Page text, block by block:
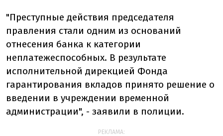
"Преступные действия председателя
правления стали одним из оснований
отнесения банка к категории
неплатежеспособных. В результате
исполнительной дирекцией Фонда
гарантирования вкладов принято решение о
введении в учреждении временной
администрации", - заявили в полиции.
РЕКЛАМА: